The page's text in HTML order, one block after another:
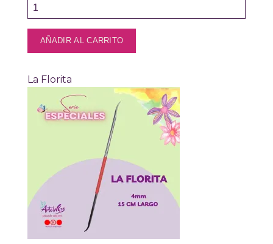
La Florita